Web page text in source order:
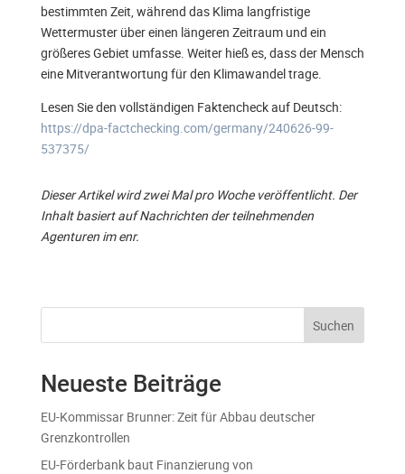
bestimmten Zeit, während das Klima langfristige
Wettermuster über einen längeren Zeitraum und ein
größeres Gebiet umfasse. Weiter hieß es, dass der Mensch
eine Mitverantwortung für den Klimawandel trage.
Lesen Sie den vollständigen Faktencheck auf Deutsch:
https://dpa-factchecking.com/germany/240626-99-
537375/
Dieser Artikel wird zwei Mal pro Woche veröffentlicht. Der
Inhalt basiert auf Nachrichten der teilnehmenden
Agenturen im enr.
Suchen
Neueste Beiträge
EU-Kommissar Brunner: Zeit für Abbau deutscher
Grenzkontrollen
EU-Förderbank baut Finanzierung von